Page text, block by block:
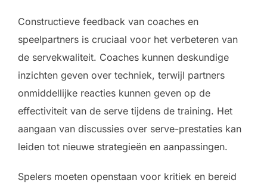
Constructieve feedback van coaches en
speelpartners is cruciaal voor het verbeteren van
de servekwaliteit. Coaches kunnen deskundige
inzichten geven over techniek, terwijl partners
onmiddellijke reacties kunnen geven op de
effectiviteit van de serve tijdens de training. Het
aangaan van discussies over serve-prestaties kan
leiden tot nieuwe strategieën en aanpassingen.
Spelers moeten openstaan voor kritiek en bereid